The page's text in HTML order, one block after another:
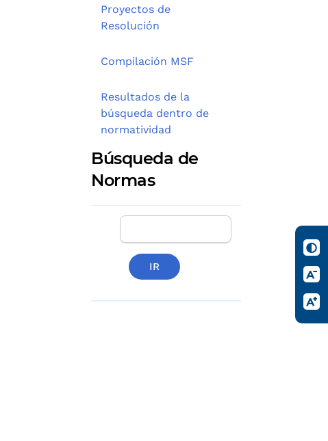
Proyectos de
Resolución
Compilación MSF
Resultados de la
búsqueda dentro de
normatividad
Búsqueda de
Normas